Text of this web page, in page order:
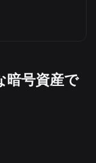
暗号資産で